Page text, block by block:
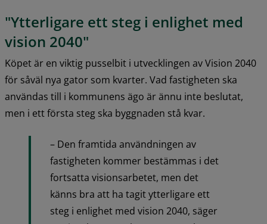
"Ytterligare ett steg i enlighet med
vision 2040"
Köpet är en viktig pusselbit i utvecklingen av Vision 2040
för såväl nya gator som kvarter. Vad fastigheten ska
användas till i kommunens ägo är ännu inte beslutat,
men i ett första steg ska byggnaden stå kvar.
– Den framtida användningen av
fastigheten kommer bestämmas i det
fortsatta visionsarbetet, men det
känns bra att ha tagit ytterligare ett
steg i enlighet med vision 2040, säger